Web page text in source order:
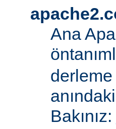
Ana
derleme
Bakınız: